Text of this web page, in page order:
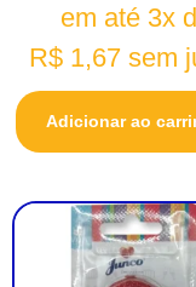
em até 3x
R$ 1,67 sem
Adicionar ao